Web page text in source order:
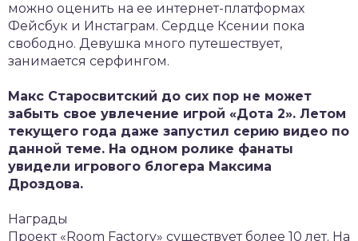
можно оценить на ее интернет-платформах
Фейсбук и Инстаграм. Сердце Ксении пока
свободно. Девушка много путешествует,
занимается серфингом.
Макс Старосвитский до сих пор не может
забыть свое увлечение игрой «Дота 2». Летом
текущего года даже запустил серию видео по
данной теме. На одном ролике фанаты
увидели игрового блогера Максима
Дроздова.
Награды
Проект «Room Factory» существует более 10 лет. На